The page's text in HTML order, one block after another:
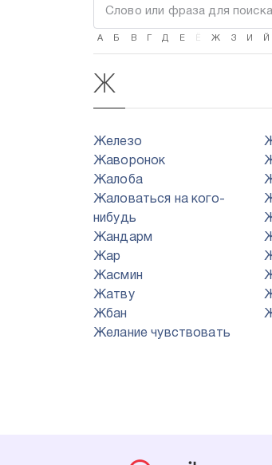
А Б В Д Е Ё Ж З И Й
Ж
Железо
Жаворонок
Жалоба
Жаловаться на кого-
нибудь
Жандарм
Жар
Жасмин
Жатву
Жбан
Желание чувствовать